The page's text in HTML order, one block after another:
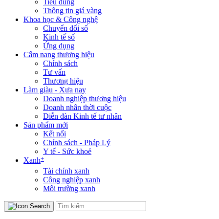
Tiêu dùng
Thông tin giá vàng
Khoa học & Công nghệ
Chuyển đổi số
Kinh tế số
Ứng dụng
Cẩm nang thương hiệu
Chính sách
Tư vấn
Thương hiệu
Làm giàu - Xưa nay
Doanh nghiệp thương hiệu
Doanh nhân thời cuộc
Diễn đàn Kinh tế tư nhân
Sản phẩm mới
Kết nối
Chính sách - Pháp Lý
Y tế - Sức khoẻ
Xanh+
Tài chính xanh
Công nghiệp xanh
Môi trường xanh